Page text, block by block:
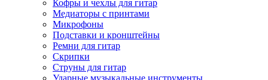
Кофры и чехлы для гитар
Медиаторы с принтами
Микрофоны
Подставки и кронштейны
Ремни для гитар
Скрипки
Струны для гитар
Ударные музыкальные инструменты